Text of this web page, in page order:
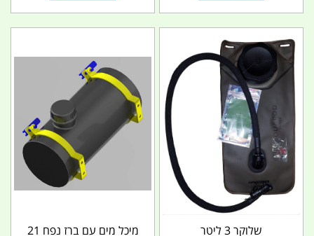
שלוקר 3 ליטר מיכל מים עם ברז נפח 21